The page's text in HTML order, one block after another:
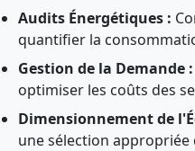
Audits Énergétiques :
quantifier la
Gestion de la Demande :
optimiser les coûts des
Dimensionnement de
une sélection